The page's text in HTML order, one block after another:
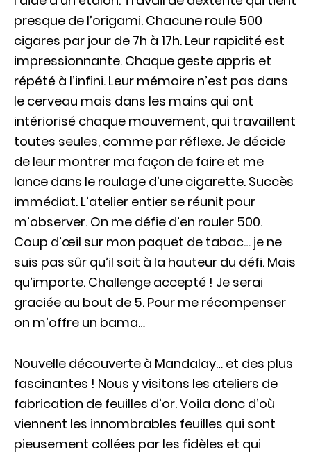
presque de l’origami. Chacune roule 500
cigares par jour de 7h à 17h. Leur rapidité est
impressionnante. Chaque geste appris et
répété à l’infini. Leur mémoire n’est pas dans
le cerveau mais dans les mains qui ont
intériorisé chaque mouvement, qui travaillent
toutes seules, comme par réflexe. Je décide
de leur montrer ma façon de faire et me
lance dans le roulage d’une cigarette. Succès
immédiat. L’atelier entier se réunit pour
m’observer. On me défie d’en rouler 500.
Coup d’œil sur mon paquet de tabac… je ne
suis pas sûr qu’il soit à la hauteur du défi. Mais
qu’importe. Challenge accepté ! Je serai
graciée au bout de 5. Pour me récompenser
on m’offre un bama…
Nouvelle découverte à Mandalay… et des plus
fascinantes ! Nous y visitons les ateliers de
fabrication de feuilles d’or. Voila donc d’où
viennent les innombrables feuilles qui sont
pieusement collées par les fidèles et qui